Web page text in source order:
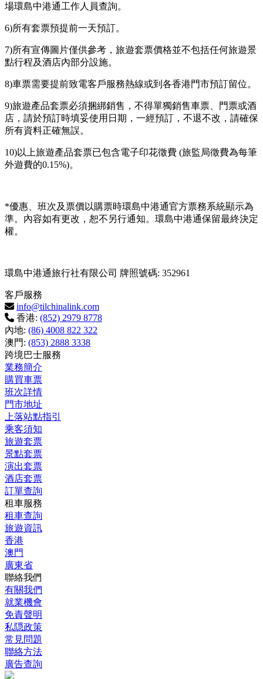
場環島中港通工作人員查詢。
6)所有套票預提前一天預訂。
7)所有宣傳圖片僅供參考，旅遊套票價格並不包括任何旅遊景
點行程及酒店內部分設施。
8)車票需要提前致電客戶服務熱線或到各香港門市預訂留位。
9)旅遊產品套票必須捆綁銷售，不得單獨銷售車票、門票或酒
店，請於預訂時填妥使用日期，一經預訂，不退不改，請確保
所有資料正確無誤。
10)以上旅遊產品套票已包含電子印花徵費 (旅監局徵費為每筆
外遊費的0.15%)。
*優惠、班次及票價以購票時環島中港通官方票務系統顯示為
準。內容如有更改，恕不另行通知。環島中港通保留最終決定
權。
環島中港通旅行社有限公司 牌照號碼: 352961
客戶服務
info@tilchinalink.com
香港: (852) 2979 8778
內地: (86) 4008 822 322
澳門: (853) 2888 3338
跨境巴士服務
業務簡介
購買車票
班次詳情
門市地址
上落站點指引
乘客須知
旅遊套票
景點套票
演出套票
酒店套票
訂單查詢
租車服務
租車查詢
旅遊資訊
香港
澳門
廣東省
聯絡我們
有關我們
就業機會
免責聲明
私隠政策
常見問題
聯絡方法
廣告查詢